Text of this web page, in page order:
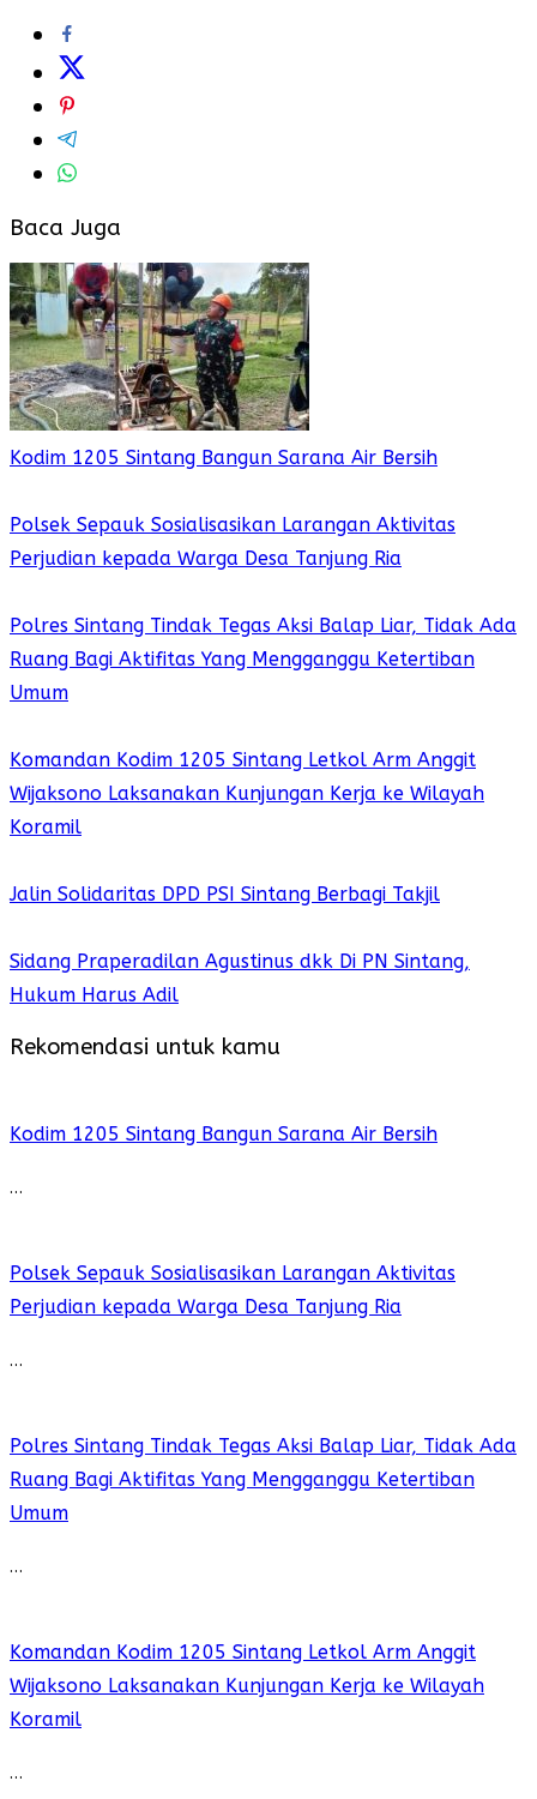
Baca Juga
Kodim 1205 Sintang Bangun Sarana Air Bersih
Polsek Sepauk Sosialisasikan Larangan Aktivitas
Perjudian kepada Warga Desa Tanjung Ria
Polres Sintang Tindak Tegas Aksi Balap Liar, Tidak Ada
Ruang Bagi Aktifitas Yang Mengganggu Ketertiban
Umum
Komandan Kodim 1205 Sintang Letkol Arm Anggit
Wijaksono Laksanakan Kunjungan Kerja ke Wilayah
Koramil
Jalin Solidaritas DPD PSI Sintang Berbagi Takjil
Sidang Praperadilan Agustinus dkk Di PN Sintang,
Hukum Harus Adil
Rekomendasi untuk kamu
Kodim 1205 Sintang Bangun Sarana Air Bersih
…
Polsek Sepauk Sosialisasikan Larangan Aktivitas
Perjudian kepada Warga Desa Tanjung Ria
…
Polres Sintang Tindak Tegas Aksi Balap Liar, Tidak Ada
Ruang Bagi Aktifitas Yang Mengganggu Ketertiban
Umum
…
Komandan Kodim 1205 Sintang Letkol Arm Anggit
Wijaksono Laksanakan Kunjungan Kerja ke Wilayah
Koramil
…